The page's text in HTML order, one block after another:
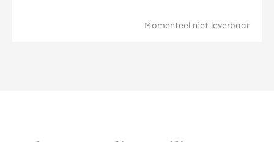
Momenteel niet leverbaar